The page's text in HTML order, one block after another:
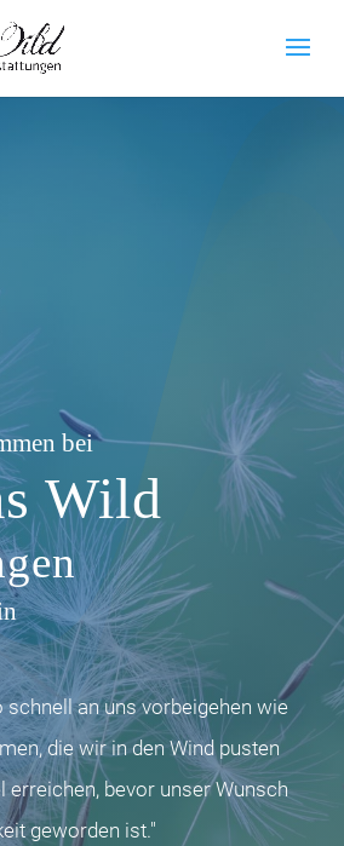
bei
Wild
schnell an uns vorbeigehen wie
die wir in den Wind pusten
erreichen, bevor unser Wunsch
geworden ist."